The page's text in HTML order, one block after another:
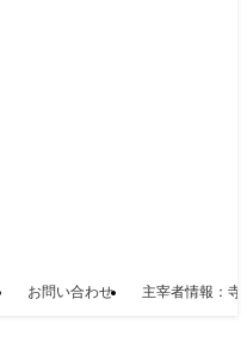
お問い合わせ 主宰者情報：寺